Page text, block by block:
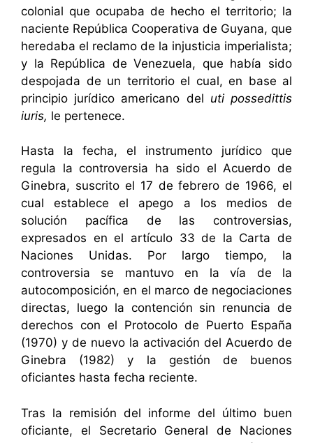
colonial que ocupaba de hecho el territorio; la
naciente República Cooperativa de Guyana, que
heredaba el reclamo de la injusticia imperialista;
y la República de Venezuela, que había sido
despojada de un territorio el cual, en base al
principio jurídico americano del uti possedittis
iuris, le pertenece.
Hasta la fecha, el instrumento jurídico que
regula la controversia ha sido el Acuerdo de
Ginebra, suscrito el 17 de febrero de 1966, el
cual establece el apego a los medios de
solución pacífica de las controversias,
expresados en el artículo 33 de la Carta de
Naciones Unidas. Por largo tiempo, la
controversia se mantuvo en la vía de la
autocomposición, en el marco de negociaciones
directas, luego la contención sin renuncia de
derechos con el Protocolo de Puerto España
(1970) y de nuevo la activación del Acuerdo de
Ginebra (1982) y la gestión de buenos
oficiantes hasta fecha reciente.
Tras la remisión del informe del último buen
oficiante, el Secretario General de Naciones